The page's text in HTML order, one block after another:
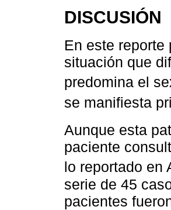
DISCUSIÓN
En este
situación que
predomina el
se manifiesta
Aunque esta
paciente
lo reportado en
serie de 45
pacientes